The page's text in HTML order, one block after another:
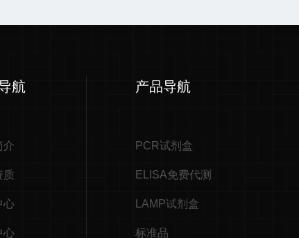
航
介
质
心
心
产品导航
PCR试剂盒
ELISA免费代测
LAMP试剂盒
标准品